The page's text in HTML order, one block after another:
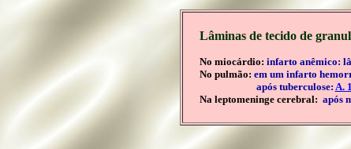
Lâminas de tecido de
No miocárdio: infarto anêmico:
No pulmão: em um infarto
após tuberculose: A.
Na leptomeninge cerebral: após